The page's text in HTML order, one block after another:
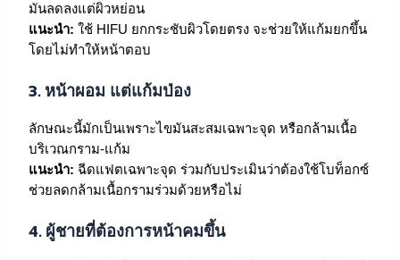
มันลดลงแต่ผิวหย่อน
แนะนำ: ใช้ HIFU ยกกระชับผิวโดยตรง จะช่วยให้แก้มยกขึ้น
โดยไม่ทำให้หน้าตอบ
3. หน้าผอม แต่แก้มป่อง
ลักษณะนี้มักเป็นเพราะไขมันสะสมเฉพาะจุด หรือกล้ามเนื้อ
บริเวณกราม-แก้ม
แนะนำ: ฉีดแฟตเฉพาะจุด ร่วมกับประเมินว่าต้องใช้โบท็อกซ์
ช่วยลดกล้ามเนื้อกรามร่วมด้วยหรือไม่
4. ผู้ชายที่ต้องการหน้าคมขึ้น